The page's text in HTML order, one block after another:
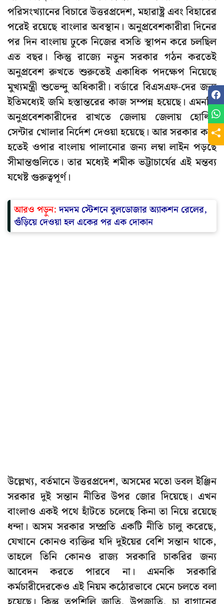
পরিসংখ্যানের বিচারে উত্তরপ্রদেশ, মহারাষ্ট্র এবং বিহারের
পরেই রয়েছে বাংলার অবস্থান। অনুপ্রবেশকারীরা দিনের
পর দিন বাংলায় ঢুকে নিজের বসতি স্থাপন করে চলছিল
এত বছর। কিন্তু রাজ্যে নতুন সরকার গঠন করতেই
অনুপ্রবেশ রুখতে শুরুতেই একাধিক পদক্ষেপ নিয়েছে
মুখ্যমন্ত্রী শুভেন্দু অধিকারী। বর্ডারে বিএসএফ-দের জন্য
ইতিমধ্যেই জমি হস্তান্তরের কাজ সম্পন্ন হয়েছে। এমনকি
অনুপ্রবেশকারীদের রাখতে জেলায় জেলায় হোল্ডিং
সেন্টার খোলার নির্দেশ দেওয়া হয়েছে। আর সরকার কড়া
হতেই ওপার বাংলায় পালানোর জন্য লম্বা লাইন পড়ছে
সীমান্তগুলিতে। তার মধ্যেই শমীক ভট্টাচার্যের এই মন্তব্য
যথেষ্ট গুরুত্বপূর্ণ।
আরও পড়ুন:দমদম স্টেশনে বুলডোজার অ্যাকশন রেলের,
গুঁড়িয়ে দেওয়া হল একের পর এক দোকান
উল্লেখ্য, বর্তমানে উত্তরপ্রদেশ, অসমের মতো ডবল ইঞ্জিন
সরকার দুই সন্তান নীতির উপর জোর দিয়েছে। এখন
বাংলাও একই পথে হাঁটতে চলেছে কিনা তা নিয়ে রয়েছে
ধন্দা। অসম সরকার সম্প্রতি একটি নীতি চালু করেছে,
যেখানে কোনও ব্যক্তির যদি দুইয়ের বেশি সন্তান থাকে,
তাহলে তিনি কোনও রাজ্য সরকারি চাকরির জন্য
আবেদন করতে পারবে না। এমনকি সরকারি
কর্মচারীদেরকেও এই নিয়ম কঠোরভাবে মেনে চলতে বলা